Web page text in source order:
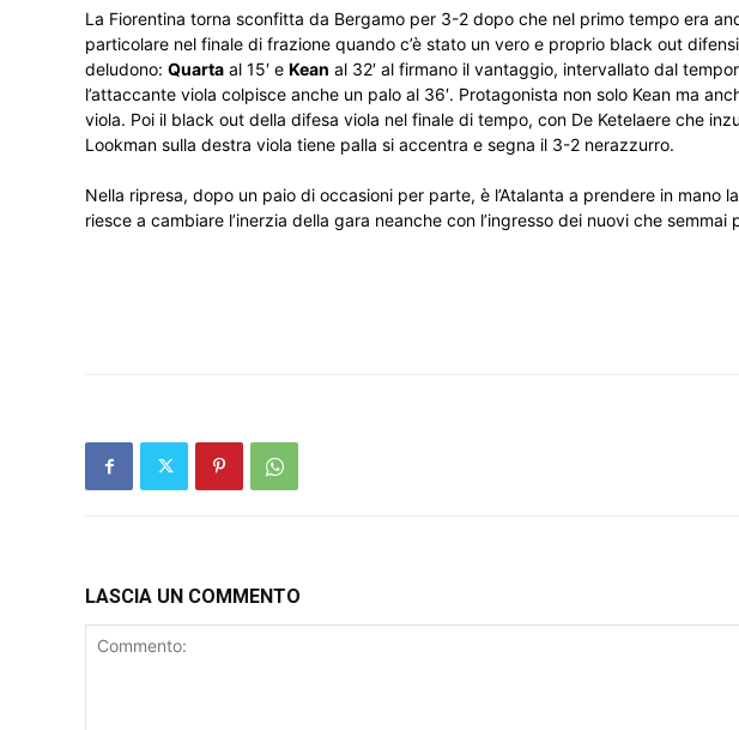
La Fiorentina torna sconfitta da Bergamo per 3-2 dopo che nel primo tempo era
particolare nel finale di frazione quando c’è stato un vero e proprio black out
deludono: Quarta al 15′ e Kean al 32′ al firmano il vantaggio, intervallato dal
l’attaccante viola colpisce anche un palo al 36′. Protagonista non solo Kean ma
viola. Poi il black out della difesa viola nel finale di tempo, con De Ketelaere che
Lookman sulla destra viola tiene palla si accentra e segna il 3-2 nerazzurro.
Nella ripresa, dopo un paio di occasioni per parte, è l’Atalanta a prendere in
riesce a cambiare l’inerzia della gara neanche con l’ingresso dei nuovi che semmai
LASCIA UN COMMENTO